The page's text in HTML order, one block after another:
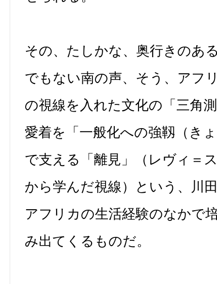
その、たしかな、奥行きのあ
でもない南の声、そう、アフ
の視線を入れた文化の「三角
愛着を「一般化への強靱（き
で支える「離見」（レヴィ＝
から学んだ視線）という、川
アフリカの生活経験のなかで
み出てくるものだ。